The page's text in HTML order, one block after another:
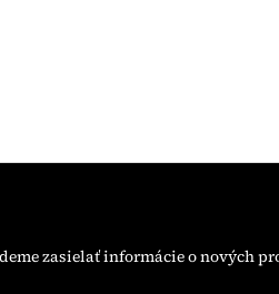
zasielať informácie o nových